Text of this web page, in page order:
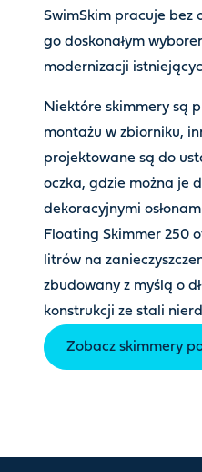
SwimSkim pracuje bez
go doskonałym
modernizacji
Niektóre skimmery są
montażu w zbiorniku,
projektowane są do
oczka, gdzie można je
dekoracyjnymi
Floating Skimmer 250
litrów na
zbudowany z myślą o
konstrukcji ze stali
Zobacz skimmery